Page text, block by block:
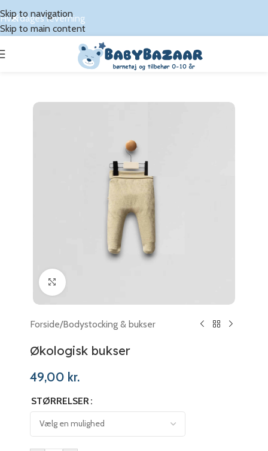
Skip to navigation
Skip to main content
Hverdages leverning
Klik for at forstørre
Forside/Bodystocking & bukser
Økologisk bukser
49,00 kr.
STØRRELSER